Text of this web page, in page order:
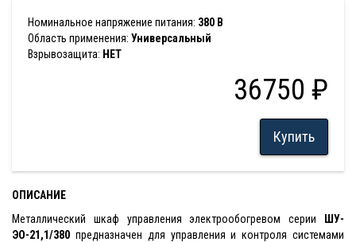
Номинальное напряжение питания: 380 В
Область применения: Универсальный
Взрывозащита: НЕТ
36750 ₽
Купить
ОПИСАНИЕ
Металлический шкаф управления электрообогревом серии
ШУ-
ЭО-21,1/380 предназначен для управления и контроля системами